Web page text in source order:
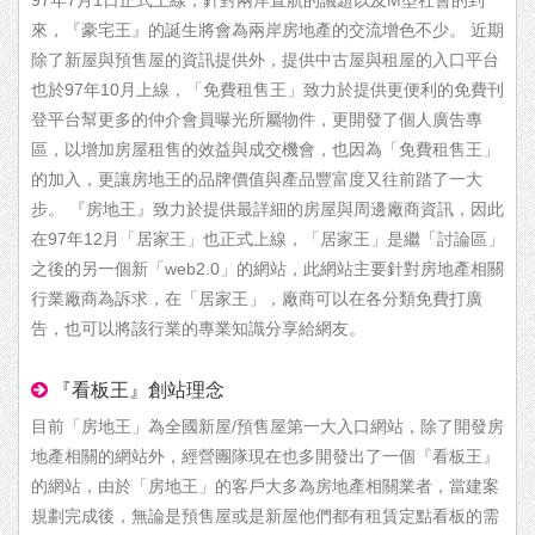
來，『豪宅王』的誕生將會為兩岸房地產的交流增色不少。 近期
除了新屋與預售屋的資訊提供外，提供中古屋與租屋的入口平台
也於97年10月上線，「免費租售王」致力於提供更便利的免費刊
登平台幫更多的仲介會員曝光所屬物件，更開發了個人廣告專
區，以增加房屋租售的效益與成交機會，也因為「免費租售王」
的加入，更讓房地王的品牌價值與產品豐富度又往前踏了一大
步。 『房地王』致力於提供最詳細的房屋與周邊廠商資訊，因此
在97年12月「居家王」也正式上線，「居家王」是繼「討論區」
之後的另一個新「web2.0」的網站，此網站主要針對房地產相關
行業廠商為訴求，在「居家王」，廠商可以在各分類免費打廣
告，也可以將該行業的專業知識分享給網友。
『看板王』創站理念
目前「房地王」為全國新屋/預售屋第一大入口網站，除了開發房
地產相關的網站外，經營團隊現在也多開發出了一個『看板王』
的網站，由於「房地王」的客戶大多為房地產相關業者，當建案
規劃完成後，無論是預售屋或是新屋他們都有租賃定點看板的需